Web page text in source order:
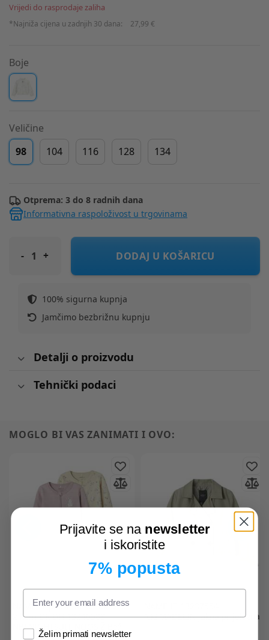
Vrijedi do rasprodaje zaliha
*Najniža cijena u zadnjih 30 dana: 27,99 €
Boje
Veličine
98
104 116 128 134
Otprema: 3 do 8 radnih dana
Informativna raspoloživost u trgovinama
ORIGINAL MARINES jakna prijelazna DR DFP3170CF Ž Bijela 98
DODAJ U KOŠARICU
100% sigurna kupnja
Jamčimo bezbrižnu kupnju
Detalji o proizvodu
Tehnički podaci
MOGLO BI VAS ZANIMATI I OVO:
NAME ITpidžama kombinezon
2 kom DR DH 13240988
NBFNIGHTSUIT NOOS Ž Bež
NKFMADELIN jakna prijelazna
Prijavite se na newsletter
i iskoristite
7% popusta
Želim primati newsletter